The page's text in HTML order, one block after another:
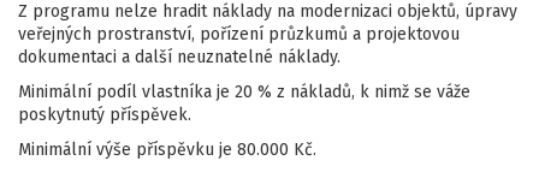
Z programu nelze hradit náklady na modernizaci objektů, úpravy
veřejných prostranství, pořízení průzkumů a projektovou
dokumentaci a další neuznatelné náklady.
Minimální podíl vlastníka je 20 % z nákladů, k nimž se váže
poskytnutý příspěvek.
Minimální výše příspěvku je 80.000 Kč.